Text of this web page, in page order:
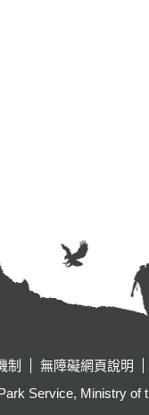
制 無障礙網頁說明
Service, Ministry of